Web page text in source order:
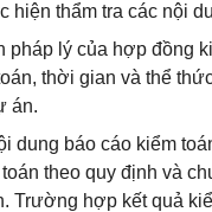
hiện thẩm tra các nội
pháp lý của hợp đồng
thời gian và thể
án.
dung báo cáo kiểm
theo quy định và
Trường hợp kết quả